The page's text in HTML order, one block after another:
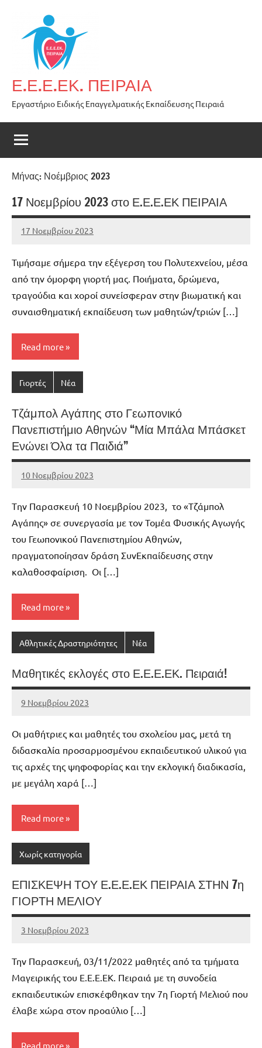
content
Ε.Ε.Ε.ΕΚ. ΠΕΙΡΑΙΑ
Εργαστήριο Ειδικής Επαγγελματικής Εκπαίδευσης Πειραιά
Μήνας: Νοέμβριος 2023
17 Νοεμβρίου 2023 στο Ε.Ε.Ε.ΕΚ ΠΕΙΡΑΙΑ
17 Νοεμβρίου 2023
admin
No
Τιμήσαμε σήμερα την εξέγερση του Πολυτεχνείου, μέσα
από την όμορφη γιορτή μας. Ποιήματα, δρώμενα,
τραγούδια και χοροί συνείσφεραν στην βιωματική και
συναισθηματική εκπαίδευση των μαθητών/τριών […]
Read more
Γιορτές Νέα
Τζάμπολ Αγάπης στο Γεωπονικό
Πανεπιστήμιο Αθηνών “Μία Μπάλα Μπάσκετ
Ενώνει Όλα τα Παιδιά”
10 Νοεμβρίου 2023
admin
No
Tην Παρασκευή 10 Νοεμβρίου 2023, το «Τζάμπολ
Αγάπης» σε συνεργασία με τον Τομέα Φυσικής Αγωγής
του Γεωπονικού Πανεπιστημίου Αθηνών,
πραγματοποίησαν δράση ΣυνΕκπαίδευσης στην
καλαθοσφαίριση. Οι […]
Read more
Αθλητικές Δραστηριότητες Νέα
Μαθητικές εκλογές στο Ε.Ε.Ε.ΕΚ. Πειραιά!
9 Νοεμβρίου 2023
admin
No
Οι μαθήτριες και μαθητές του σχολείου μας, μετά τη
διδασκαλία προσαρμοσμένου εκπαιδευτικού υλικού για
τις αρχές της ψηφοφορίας και την εκλογική διαδικασία,
με μεγάλη χαρά […]
Read more
Χωρίς κατηγορία
ΕΠΙΣΚΕΨΗ ΤΟΥ Ε.Ε.Ε.ΕΚ ΠΕΙΡΑΙΑ ΣΤΗΝ 7η
ΓΙΟΡΤΗ ΜΕΛΙΟΥ
3 Νοεμβρίου 2023
admin
No
Την Παρασκευή, 03/11/2022 μαθητές από τα τμήματα
Μαγειρικής του Ε.Ε.Ε.ΕΚ. Πειραιά με τη συνοδεία
εκπαιδευτικών επισκέφθηκαν την 7η Γιορτή Μελιού που
έλαβε χώρα στον προαύλιο […]
Read more